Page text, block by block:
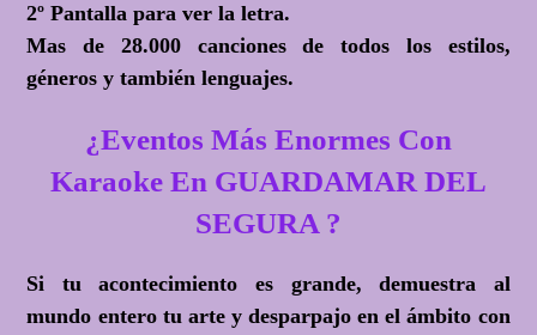
2º Pantalla para ver la letra.
Mas de 28.000 canciones de todos los estilos,
géneros y también lenguajes.
¿Eventos Más Enormes Con
Karaoke En GUARDAMAR DEL
SEGURA ?
Si tu acontecimiento es grande, demuestra al
mundo entero tu arte y desparpajo en el ámbito con